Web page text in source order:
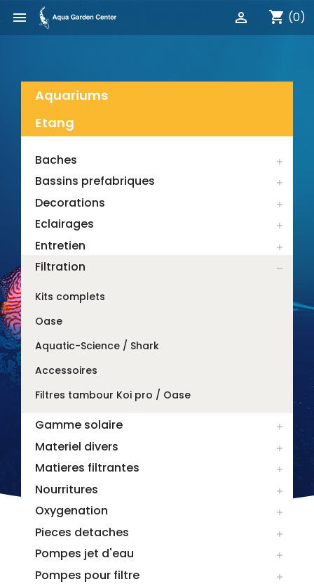
 shopping_cart (0)

Aquariums
Etang
Baches 
Bassins prefabriques 
Decorations 
Eclairages 
Entretien 
Filtration 
Kits complets
Oase
Aquatic-Science / Shark
Accessoires
Filtres tambour Koi pro / Oase
Gamme solaire 
Materiel divers 
Matieres filtrantes 
Nourritures 
Oxygenation 
Pieces detaches 
Pompes jet d'eau 
Pompes pour filtre 